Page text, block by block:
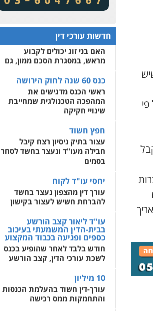
שירותים מקצועיים לעורכי
דין
0522508109
אחסון אתרים
מהירות הגנה גיבוי
שירותים מקצועיים
לעורכי דין
מרכז התחלה חדשה
אסירים
דין
0544500346
חדשות עורכי דין
מע"מ ומוסדות ללא כוונת רווח
המתח שבין חוק יחסי ממון
לבין חוק הירושה
האם בני זוג יכולים לקבוע
מראש, במסגרת הסכם ממון, גם
כנס 60 שנה לחוק הירושה
ראשי הכנס מדגישים את
המהפכה הטכנולגית שמחייבת
שינויי חקיקה
חפץ חשוד
עצור בתיק ניסיון רצח קיבל
חבילה מעו"ד ונעצר בחשד לסחר
בסמים
יחסי עו"ד לקוח
עורך דין מהצפון נעצר בחשד
להברחת חשיש לעצור בקישון
עו"ד ליאור קצב הורשע
בבית-הדין המשמעתי בעיכוב
כספים ופגיעה בכבוד המקצוע
חודש בלבד לאחר שהופיע בכנס
לשכת עורכי הדין, קצב הורשע
10 מיליון
עורך-דין חשוד בהעלמת הכנסות
והתחמקות ממס רכישה